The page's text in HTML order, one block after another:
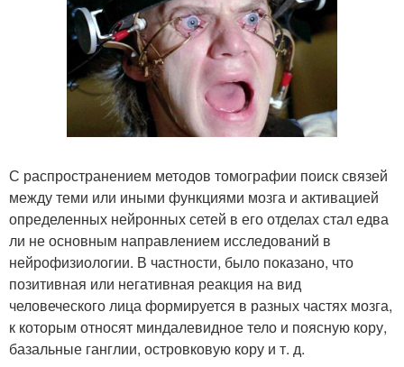
С распространением методов томографии поиск связей
между теми или иными функциями мозга и активацией
определенных нейронных сетей в его отделах стал едва
ли не основным направлением исследований в
нейрофизиологии. В частности, было показано, что
позитивная или негативная реакция на вид
человеческого лица формируется в разных частях мозга,
к которым относят миндалевидное тело и поясную кору,
базальные ганглии, островковую кору и т. д.